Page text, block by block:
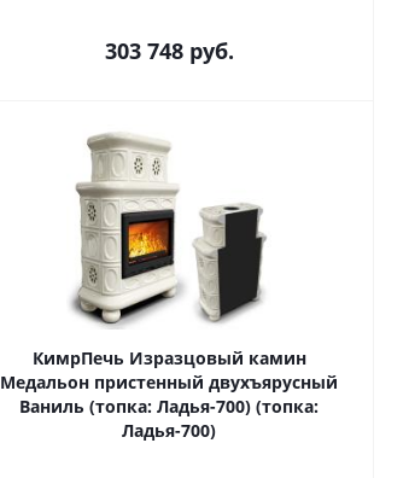
303 748руб.
КимрПечь Изразцовый камин
Медальон пристенный двухъярусный
Ваниль (топка: Ладья-700) (топка:
Ладья-700)